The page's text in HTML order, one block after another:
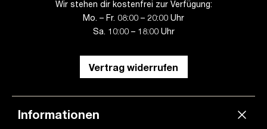
Wir stehen dir kostenfrei zur Verfügung:
Mo. – Fr. 08:00 – 20:00 Uhr
Sa. 10:00 – 18:00 Uhr
Vertrag widerrufen
Informationen